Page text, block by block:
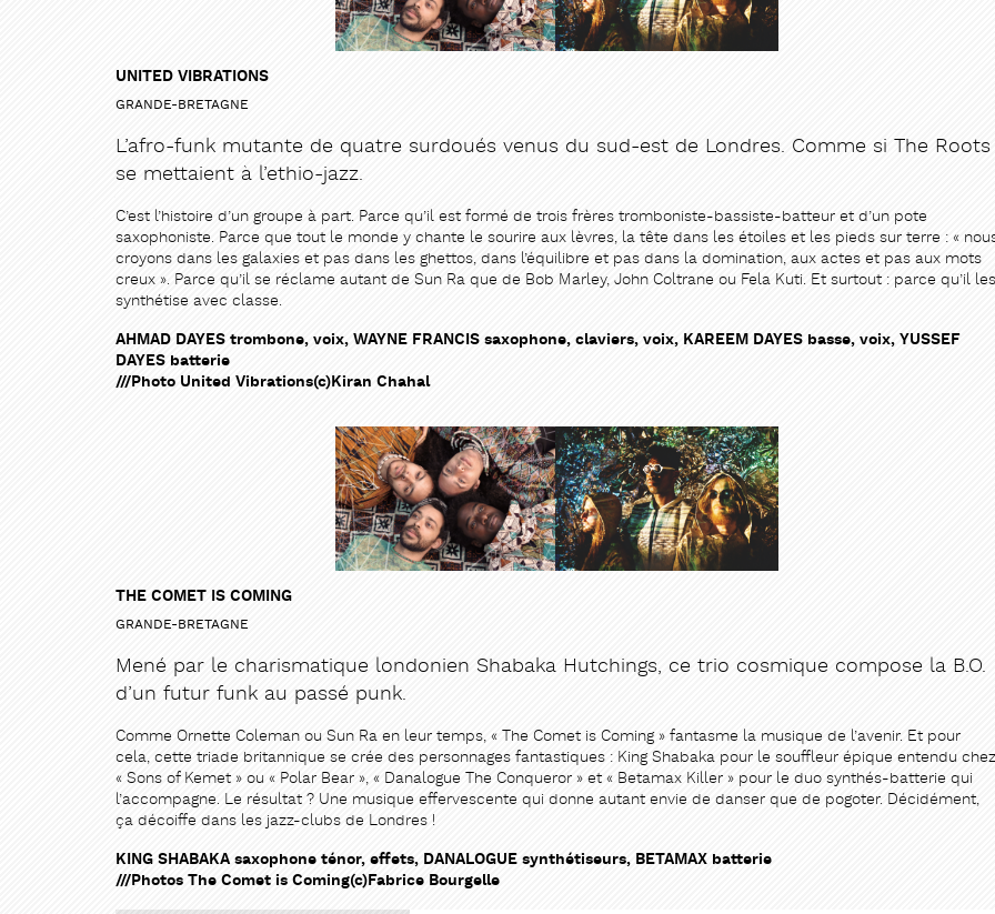
UNITED VIBRATIONS
GRANDE-BRETAGNE
L’afro-funk mutante de quatre surdoués venus du sud-est de Londres. Comme si The Roots
se mettaient à l’ethio-jazz.
C’est l’histoire d’un groupe à part. Parce qu’il est formé de trois frères tromboniste-bassiste-batteur et d’un pote
saxophoniste. Parce que tout le monde y chante le sourire aux lèvres, la tête dans les étoiles et les pieds sur terre : «
croyons dans les galaxies et pas dans les ghettos, dans l’équilibre et pas dans la domination, aux actes et pas aux mots
creux ». Parce qu’il se réclame autant de Sun Ra que de Bob Marley, John Coltrane ou Fela Kuti. Et surtout : parce qu’il les
synthétise avec classe.
AHMAD DAYES trombone, voix, WAYNE FRANCIS saxophone, claviers, voix, KAREEM DAYES basse, voix, YUSSEF
DAYES batterie
///Photo United Vibrations(c)Kiran Chahal
THE COMET IS COMING
GRANDE-BRETAGNE
Mené par le charismatique londonien Shabaka Hutchings, ce trio cosmique compose la B.O.
d’un futur funk au passé punk.
Comme Ornette Coleman ou Sun Ra en leur temps, « The Comet is Coming » fantasme la musique de l’avenir. Et pour
cela, cette triade britannique se crée des personnages fantastiques : King Shabaka pour le souffleur épique entendu chez
« Sons of Kemet » ou « Polar Bear », « Danalogue The Conqueror » et « Betamax Killer » pour le duo synthés-batterie qui
l’accompagne. Le résultat ? Une musique effervescente qui donne autant envie de danser que de pogoter. Décidément,
ça décoiffe dans les jazz-clubs de Londres !
KING SHABAKA saxophone ténor, effets, DANALOGUE synthétiseurs, BETAMAX batterie
///Photos The Comet is Coming(c)Fabrice Bourgelle
PARTAGER
PARTAGER